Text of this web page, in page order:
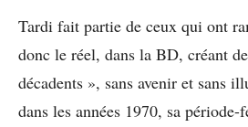
Tardi fait partie de ceux qui ont
donc le réel, dans la BD, créant
décadents », sans avenir et sans
dans les années 1970, sa période-